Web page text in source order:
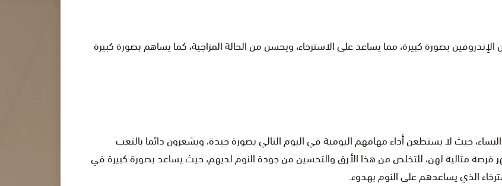
الإندروفين بصورة كبيرة، مما يساعد على الاسترخاء، ويحسن من الحالة المزاجية، كما يساهم بصورة كبيرة
حيث لا يستطعن أداء مهامهم اليومية في اليوم التالي بصورة جيدة، ويشعرون دائما بالتعب
فرصة مثالية لهن، للتخلص من هذا الأرق والتحسين من جودة النوم لديهم، حيث يساعد بصورة كبيرة في
الذي يساعدهم على النوم بهدوء.